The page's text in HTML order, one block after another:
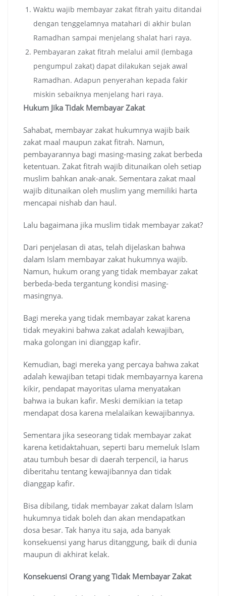
Waktu wajib membayar zakat fitrah yaitu ditandai
dengan tenggelamnya matahari di akhir bulan
Ramadhan sampai menjelang shalat hari raya.
Pembayaran zakat fitrah melalui amil (lembaga
pengumpul zakat) dapat dilakukan sejak awal
Ramadhan. Adapun penyerahan kepada fakir
miskin sebaiknya menjelang hari raya.
Hukum Jika Tidak Membayar Zakat
Sahabat, membayar zakat hukumnya wajib baik
zakat maal maupun zakat fitrah. Namun,
pembayarannya bagi masing-masing zakat berbeda
ketentuan. Zakat fitrah wajib ditunaikan oleh setiap
muslim bahkan anak-anak. Sementara zakat maal
wajib ditunaikan oleh muslim yang memiliki harta
mencapai nishab dan haul.
Lalu bagaimana jika muslim tidak membayar zakat?
Dari penjelasan di atas, telah dijelaskan bahwa
dalam Islam membayar zakat hukumnya wajib.
Namun, hukum orang yang tidak membayar zakat
berbeda-beda tergantung kondisi masing-
masingnya.
Bagi mereka yang tidak membayar zakat karena
tidak meyakini bahwa zakat adalah kewajiban,
maka golongan ini dianggap kafir.
Kemudian, bagi mereka yang percaya bahwa zakat
adalah kewajiban tetapi tidak membayarnya karena
kikir, pendapat mayoritas ulama menyatakan
bahwa ia bukan kafir. Meski demikian ia tetap
mendapat dosa karena melalaikan kewajibannya.
Sementara jika seseorang tidak membayar zakat
karena ketidaktahuan, seperti baru memeluk Islam
atau tumbuh besar di daerah terpencil, ia harus
diberitahu tentang kewajibannya dan tidak
dianggap kafir.
Bisa dibilang, tidak membayar zakat dalam Islam
hukumnya tidak boleh dan akan mendapatkan
dosa besar. Tak hanya itu saja, ada banyak
konsekuensi yang harus ditanggung, baik di dunia
maupun di akhirat kelak.
Konsekuensi Orang yang Tidak Membayar Zakat